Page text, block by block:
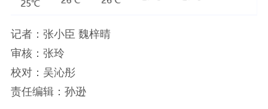
记者：张小臣 魏梓晴
审核：张玲
校对：吴沁彤
责任编辑：孙逊